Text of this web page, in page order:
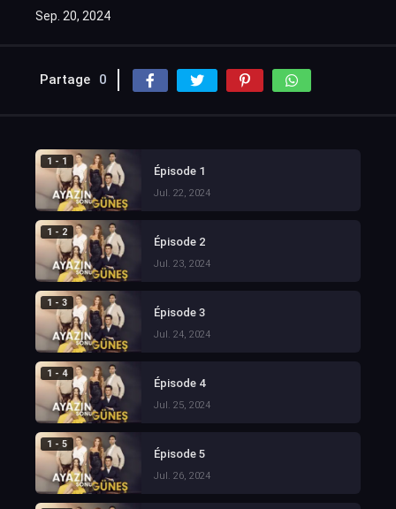
Sep. 20, 2024
Partage 0
1 - 1
Épisode 1
Jul. 22, 2024
1 - 2
Épisode 2
Jul. 23, 2024
1 - 3
Épisode 3
Jul. 24, 2024
1 - 4
Épisode 4
Jul. 25, 2024
1 - 5
Épisode 5
Jul. 26, 2024